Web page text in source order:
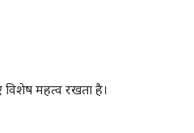
विशेष महत्व रखता है।